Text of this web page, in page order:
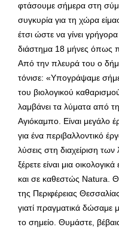
φτάσουμε σήμερα στη
συγκυρία για τη χώρα
έτσι ώστε να γίνει
διάστημα 18 μήνες όπως
Από την πλευρά του ο
τόνισε: «Υπογράψαμε
του βιολογικού
λαμβάνει τα λύματα από
Αγιόκαμπο. Είναι μεγάλο
για ένα περιβαλλοντικό
λύσεις στη διαχείριση
ξέρετε είναι μια
και σε καθεστώς Νatura.
της Περιφέρειας
γιατί πραγματικά δώσαμε
το σημείο. Θυμάστε,